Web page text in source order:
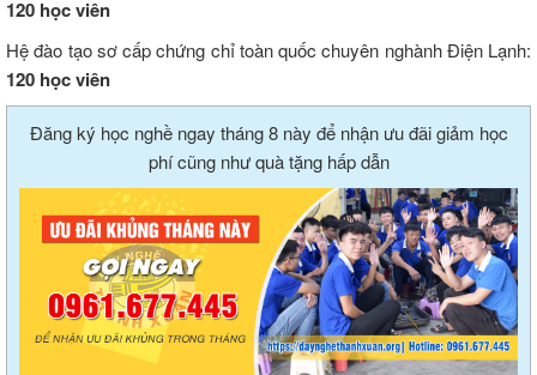
120 học viên
Hệ đào tạo sơ cấp chứng chỉ toàn quốc chuyên nghành Điện Lạnh:
120 học viên
Đăng ký học nghề ngay tháng 8 này để nhận ưu đãi giảm học
phí cũng như quà tặng hấp dẫn